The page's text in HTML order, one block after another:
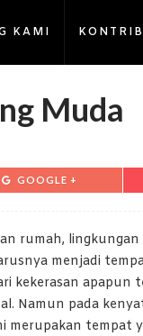
KAMI
Muda
GOOGLE +
rumah,
menjadi
kekerasan apapun
Namun pada
merupakan tempat